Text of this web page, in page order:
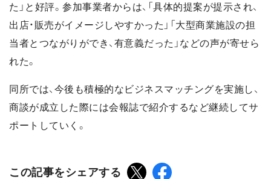
た」と好評。参加事業者からは、「具体的提案が提示され、
出店・販売がイメージしやすかった」「大型商業施設の担
当者とつながりができ、有意義だった」などの声が寄せら
れた。
同所では、今後も積極的なビジネスマッチングを実施し、
商談が成立した際には会報誌で紹介するなど継続してサ
ポートしていく。
この記事をシェアする